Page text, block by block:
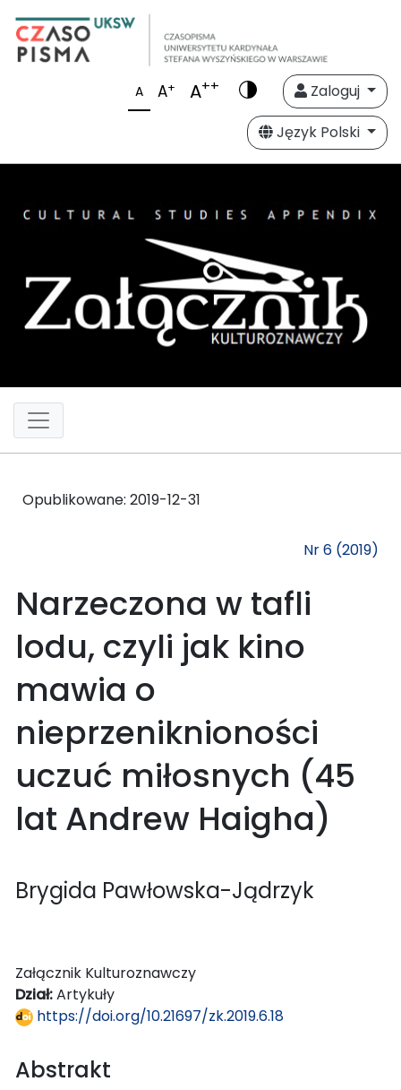
A A+ A++
Zaloguj
Język Polski
Opublikowane: 2019-12-31
Nr 6 (2019)
Narzeczona w tafli
lodu, czyli jak kino
mawia o
nieprzeniknioności
uczuć miłosnych (45
lat Andrew Haigha)
Brygida Pawłowska-Jądrzyk
Załącznik Kulturoznawczy
Dział:Artykuły
https://doi.org/10.21697/zk.2019.6.18
Abstrakt